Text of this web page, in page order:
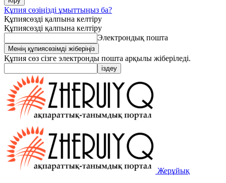
Құпия сөзіңізді ұмыттыңыз ба?
Құпиясөзді қалпына келтіру
Құпиясөзді қалпына келтіру
Электрондық пошта
Құпия сөз сізге электронды пошта арқылы жіберіледі.
Жерұйық